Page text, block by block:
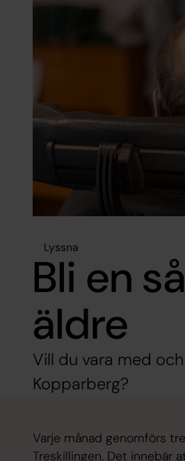
Lyssna
Bli en
äldre
Vill du vara med
Kopparberg?
Varje månad genomförs
Treskillingen. Det innebär